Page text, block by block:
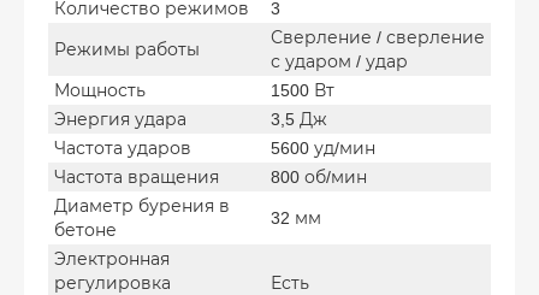
Количество режимов
3
Режимы работы
Сверление / сверление
с ударом / удар
Мощность
1500 Вт
Энергия удара
3,5 Дж
Частота ударов
5600 уд/мин
Частота вращения
800 об/мин
Диаметр бурения в
бетоне
32 мм
Электронная
регулировка
Есть